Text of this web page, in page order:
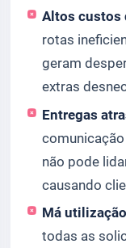
Altos custos
rotas
geram
extras
Entregas
não pode
causando
Má
todas as